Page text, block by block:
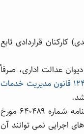
سال (عیدی) کارکنان قراردادی تابع
۱۲/۱۷ صادره از هیئت عمومی دیوان عدالت اداری، صرفاً
ماده ۱۲۴ قانون مدیریت خدمات
شایان ذکر است نظر مشورتی این سازمان در قبال استعلام دستگاه های اجرایی به موجب بخشنامه شماره ۶۴۰۴۸۹ مورخ
اجرایی نمی توانند آن